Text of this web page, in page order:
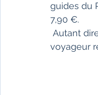
guides du
7,90 €.
voyageur